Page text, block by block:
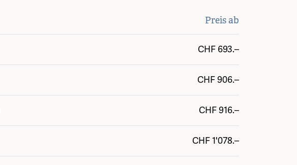
Preis ab
CHF 693.–
CHF 906.–
CHF 916.–
CHF1'078.–